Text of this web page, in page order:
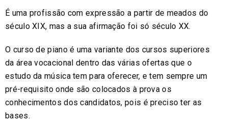
É uma profissão com expressão a partir de meados do
século XIX, mas a sua afirmação foi só século XX.
O curso de piano é uma variante dos cursos superiores
da área vocacional dentro das várias ofertas que o
estudo da música tem para oferecer, e tem sempre um
pré-requisito onde são colocados à prova os
conhecimentos dos candidatos, pois é preciso ter as
bases.